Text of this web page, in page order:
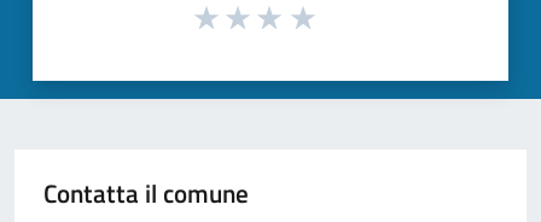
Contatta il comune